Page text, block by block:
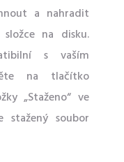
a nahradit
na disku.
s vaším
na tlačítko
„Staženo“ ve
stažený soubor